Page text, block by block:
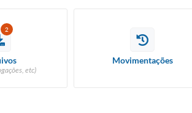
2
etc)
Movimentações